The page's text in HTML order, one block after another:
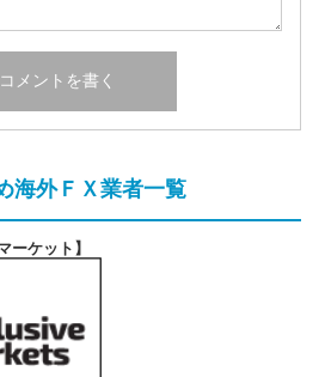
海外ＦＸ業者一覧
ーケット 】